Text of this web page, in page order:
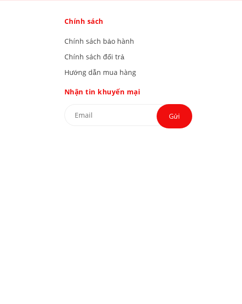
Chính sách
Chính sách bảo hành
Chính sách đổi trả
Hướng dẫn mua hàng
Nhận tin khuyến mại
Gửi